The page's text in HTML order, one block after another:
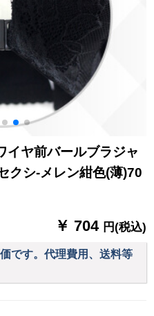
イヤ前バールブラジャ
クシ-メレン紺色(薄)70
￥ 704 円(税込)
です。代理費用、送料等